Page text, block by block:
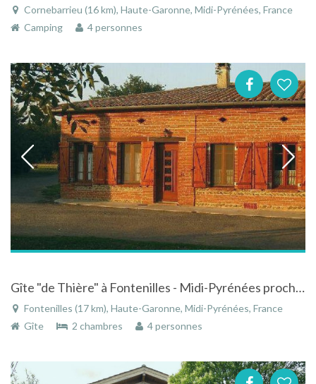
Cornebarrieu (16 km), Haute-Garonne, Midi-Pyrénées, France
Camping
4 personnes
Gîte "de Thière" à Fontenilles - Midi-Pyrénées proche de Toulouse entre ville et campagne
Fontenilles (17 km), Haute-Garonne, Midi-Pyrénées, France
Gîte
2 chambres 4 personnes